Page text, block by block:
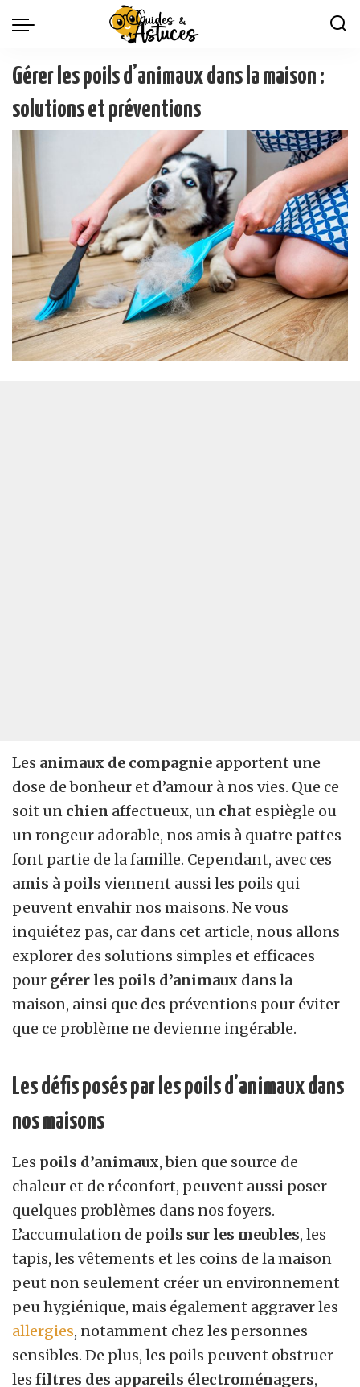
Gérer les poils d’animaux dans la maison :
solutions et préventions
Les animaux de compagnie apportent une
dose de bonheur et d’amour à nos vies. Que ce
soit un chien affectueux, un chat espiègle ou
un rongeur adorable, nos amis à quatre pattes
font partie de la famille. Cependant, avec ces
amis à poils viennent aussi les poils qui
peuvent envahir nos maisons. Ne vous
inquiétez pas, car dans cet article, nous allons
explorer des solutions simples et efficaces
pour gérer les poils d’animaux dans la
maison, ainsi que des préventions pour éviter
que ce problème ne devienne ingérable.
Les défis posés par les poils d’animaux dans
nos maisons
Les poils d’animaux, bien que source de
chaleur et de réconfort, peuvent aussi poser
quelques problèmes dans nos foyers.
L’accumulation de poils sur les meubles, les
tapis, les vêtements et les coins de la maison
peut non seulement créer un environnement
peu hygiénique, mais également aggraver les
allergies, notamment chez les personnes
sensibles. De plus, les poils peuvent obstruer
les filtres des appareils électroménagers,